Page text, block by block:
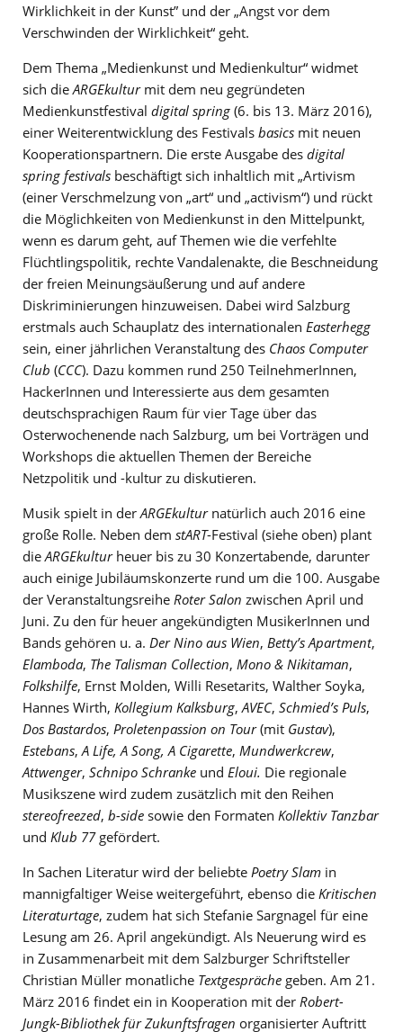
Wirklichkeit in der Kunst” und der „Angst vor dem
Verschwinden der Wirklichkeit“ geht.
Dem Thema „Medienkunst und Medienkultur“ widmet
sich die ARGEkultur mit dem neu gegründeten
Medienkunstfestival digital spring (6. bis 13. März 2016),
einer Weiterentwicklung des Festivals basics mit neuen
Kooperationspartnern. Die erste Ausgabe des digital
spring festivals beschäftigt sich inhaltlich mit „Artivism
(einer Verschmelzung von „art“ und „activism“) und rückt
die Möglichkeiten von Medienkunst in den Mittelpunkt,
wenn es darum geht, auf Themen wie die verfehlte
Flüchtlingspolitik, rechte Vandalenakte, die Beschneidung
der freien Meinungsäußerung und auf andere
Diskriminierungen hinzuweisen. Dabei wird Salzburg
erstmals auch Schauplatz des internationalen Easterhegg
sein, einer jährlichen Veranstaltung des Chaos Computer
Club (CCC). Dazu kommen rund 250 TeilnehmerInnen,
HackerInnen und Interessierte aus dem gesamten
deutschsprachigen Raum für vier Tage über das
Osterwochenende nach Salzburg, um bei Vorträgen und
Workshops die aktuellen Themen der Bereiche
Netzpolitik und -kultur zu diskutieren.
Musik spielt in der ARGEkultur natürlich auch 2016 eine
große Rolle. Neben dem stART-Festival (siehe oben) plant
die ARGEkultur heuer bis zu 30 Konzertabende, darunter
auch einige Jubiläumskonzerte rund um die 100. Ausgabe
der Veranstaltungsreihe Roter Salon zwischen April und
Juni. Zu den für heuer angekündigten MusikerInnen und
Bands gehören u. a. Der Nino aus Wien, Betty’s Apartment,
Elamboda, The Talisman Collection, Mono & Nikitaman,
Folkshilfe, Ernst Molden, Willi Resetarits, Walther Soyka,
Hannes Wirth, Kollegium Kalksburg, AVEC, Schmied’s Puls,
Dos Bastardos, Proletenpassion on Tour(mit Gustav),
Estebans, A Life, A Song, A Cigarette, Mundwerkcrew,
Attwenger, Schnipo Schranke und Eloui. Die regionale
Musikszene wird zudem zusätzlich mit den Reihen
stereofreezed, b-side sowie den Formaten Kollektiv Tanzbar
und Klub 77gefördert.
In Sachen Literatur wird der beliebte Poetry Slam in
mannigfaltiger Weise weitergeführt, ebenso die Kritischen
Literaturtage, zudem hat sich Stefanie Sargnagel für eine
Lesung am 26. April angekündigt. Als Neuerung wird es
in Zusammenarbeit mit dem Salzburger Schriftsteller
Christian Müller monatliche Textgespräche geben. Am 21.
März 2016 findet ein in Kooperation mit der Robert-
Jungk-Bibliothek für Zukunftsfragen organisierter Auftritt